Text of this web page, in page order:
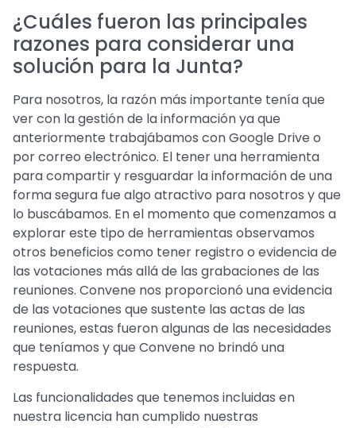
¿Cuáles fueron las principales
razones para considerar una
solución para la Junta?
Para nosotros, la razón más importante tenía que
ver con la gestión de la información ya que
anteriormente trabajábamos con Google Drive o
por correo electrónico. El tener una herramienta
para compartir y resguardar la información de una
forma segura fue algo atractivo para nosotros y que
lo buscábamos. En el momento que comenzamos a
explorar este tipo de herramientas observamos
otros beneficios como tener registro o evidencia de
las votaciones más allá de las grabaciones de las
reuniones. Convene nos proporcionó una evidencia
de las votaciones que sustente las actas de las
reuniones, estas fueron algunas de las necesidades
que teníamos y que Convene no brindó una
respuesta.
Las funcionalidades que tenemos incluidas en
nuestra licencia han cumplido nuestras